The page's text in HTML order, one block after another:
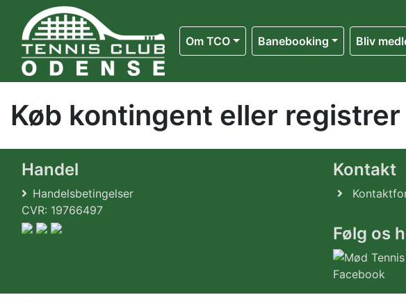
Om TCO Banebooking Bliv
Køb kontingent eller
Handel
Handelsbetingelser
CVR: 19766497
Kontakt
Følg os